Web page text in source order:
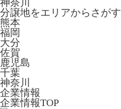
神奈川
分譲地をエリアからさがす
熊本
福岡
大分
佐賀
鹿児島
千葉
神奈川
企業情報
企業情報TOP